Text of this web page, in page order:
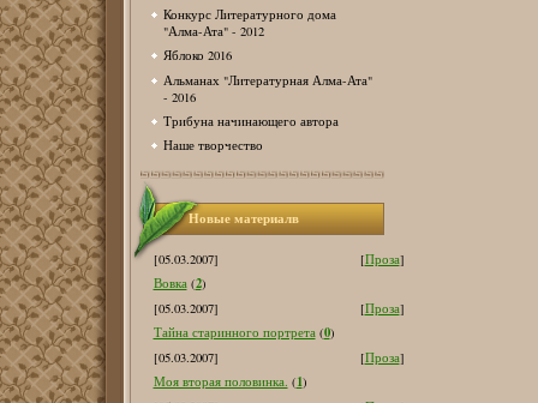
Конкурс Литературного дома
"Алма-Ата" - 2012
Яблоко 2016
Альманах "Литературная Алма-Ата"
- 2016
Трибуна начинающего автора
Наше творчество
Новые материалв
[05.03.2007] [Проза]
Вовка (2)
[05.03.2007]
[Проза]
Тайна старинного портрета (0)
[05.03.2007]
[Проза]
Моя вторая половинка. (1)